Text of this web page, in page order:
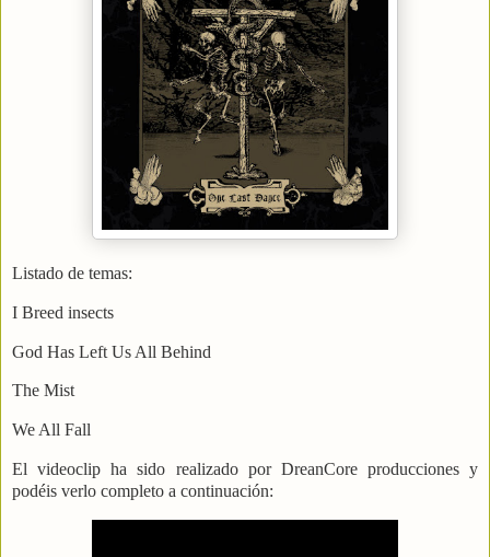
Listado de temas:
I Breed insects
God Has Left Us All Behind
The Mist
We All Fall
El videoclip ha sido realizado por DreanCore producciones y
podéis verlo completo a continuación: